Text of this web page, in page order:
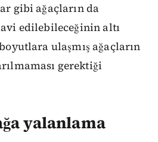
gibi ağaçların da
edilebileceğinin altı
ulaşmış ağaçların
gerektiği
yalanlama